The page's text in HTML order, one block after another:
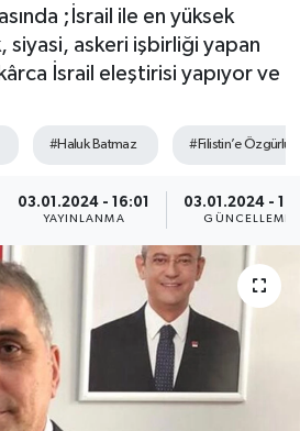
;İsrail ile en yüksek
siyasi, askeri işbirliği yapan
İsrail eleştirisi yapıyor ve
#Haluk Batmaz #Filistin’e Özgürlük
03.01.2024 - 16:01
YAYINLANMA
03.01.2024 -
GÜNCELLEME